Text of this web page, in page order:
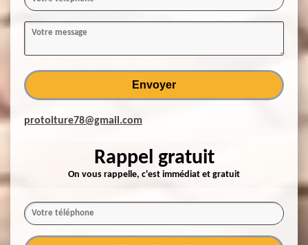
protoiture78@gmail.com
Rappel gratuit
On vous rappelle, c'est immédiat et gratuit